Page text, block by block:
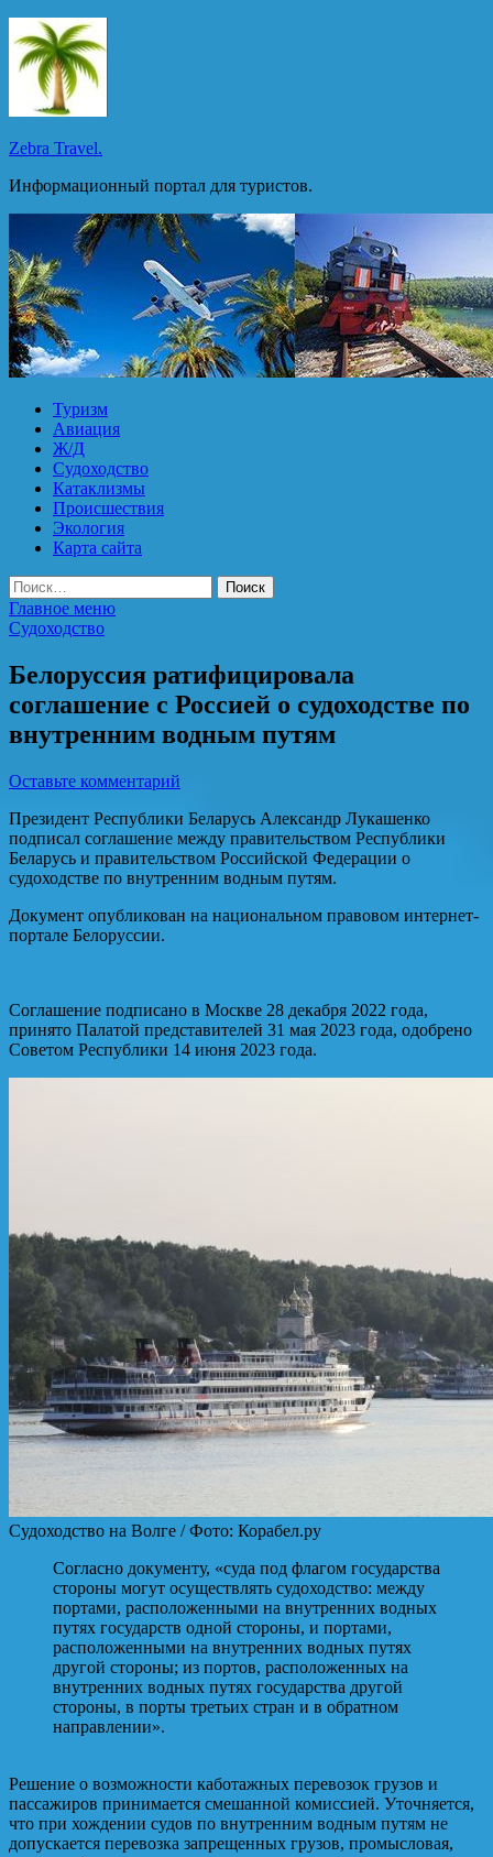
Перейти
к
содержимому
Zebra Travel.
Информационный портал для туристов.
Туризм
Авиация
Ж/Д
Судоходство
Катаклизмы
Происшествия
Экология
Карта сайта
Найти:
Главное меню
Судоходство
Белоруссия ратифицировала
соглашение с Россией о судоходстве по
внутренним водным путям
Оставьте комментарий
Президент Республики Беларусь Александр Лукашенко
подписал соглашение между правительством Республики
Беларусь и правительством Российской Федерации о
судоходстве по внутренним водным путям.
Документ опубликован на национальном правовом интернет-
портале Белоруссии.
Соглашение подписано в Москве 28 декабря 2022 года,
принято Палатой представителей 31 мая 2023 года, одобрено
Советом Республики 14 июня 2023 года.
Судоходство на Волге / Фото: Корабел.ру
Согласно документу, «суда под флагом государства
стороны могут осуществлять судоходство: между
портами, расположенными на внутренних водных
путях государств одной стороны, и портами,
расположенными на внутренних водных путях
другой стороны; из портов, расположенных на
внутренних водных путях государства другой
стороны, в порты третьих стран и в обратном
направлении».
Решение о возможности каботажных перевозок грузов и
пассажиров принимается смешанной комиссией. Уточняется,
что при хождении судов по внутренним водным путям не
допускается перевозка запрещенных грузов, промысловая,